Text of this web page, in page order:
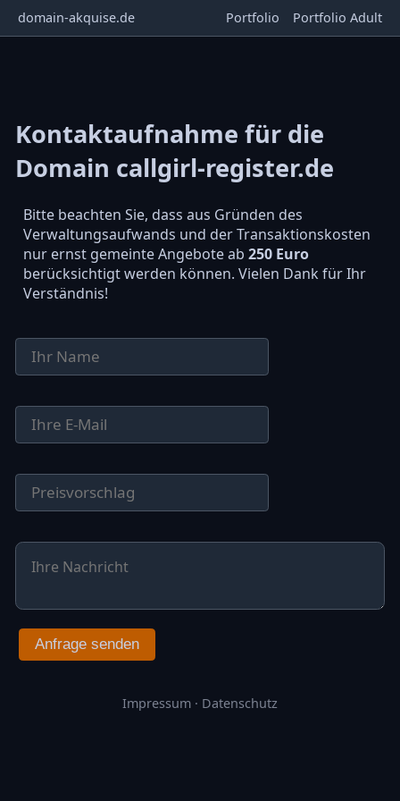
domain-akquise.de Portfolio Portfolio Adult
Kontaktaufnahme für die
Domain callgirl-register.de
Bitte beachten Sie, dass aus Gründen des
Verwaltungsaufwands und der Transaktionskosten
nur ernst gemeinte Angebote ab 250 Euro
berücksichtigt werden können. Vielen Dank für Ihr
Verständnis!
Anfrage senden
Impressum · Datenschutz